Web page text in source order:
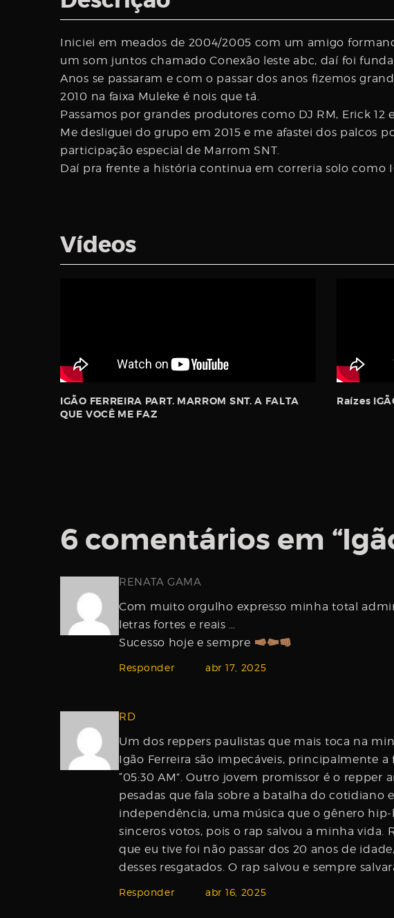
Username
Iniciei em meados de 2004/2005 com um amigo
um som juntos chamado Conexão leste abc, daí foi
Anos se passaram e com o passar dos anos fizemos
2010 na faixa Muleke é nois que tá.
Passamos por grandes produtores como DJ RM, Erick
Me desliguei do grupo em 2015 e me afastei dos palcos
participação especial de Marrom SNT.
Daí pra frente a história continua em correria solo como
Vídeos
IGÃO FERREIRA PART. MARROM SNT. A FALTA
QUE VOCÊ ME FAZ
6 comentários em “
RENATA GAMA
Com muito orgulho expresso minha total
letras fortes e reais …
Sucesso hoje e sempre
Responder abr 17, 2025
RD
Um dos reppers paulistas que mais toca na
Igão Ferreira são impecáveis, principalmente
“05:30 AM”. Outro jovem promissor é o
pesadas que fala sobre a batalha do cotidiano
independência, uma música que o gênero
sinceros votos, pois o rap salvou a minha
que eu tive foi não passar dos 20 anos de
desses resgatados. O rap salvou e sempre
Responder abr 16, 2025